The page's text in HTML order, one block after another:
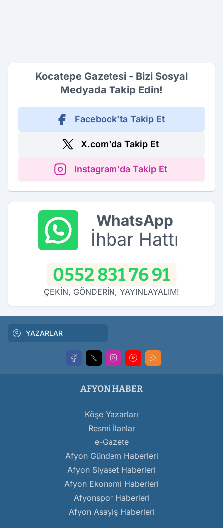
Kocatepe Gazetesi - Bizi Sosyal
Medyada Takip Edin!
Facebook'ta Takip Et
X.com'da Takip Et
Instagram'da Takip Et
WhatsApp
İhbar Hattı
0552 831 76 91
ÇEKİN, GÖNDERİN, YAYINLAYALIM!
YAZARLAR
AFYON HABER
Köşe Yazarları
Resmi İlanlar
e-Gazete
Afyon Gündem Haberleri
Afyon Siyaset Haberleri
Afyon Ekonomi Haberleri
Afyonspor Haberleri
Afyon Asayiş Haberleri